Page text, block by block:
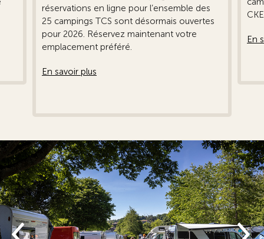
réservations en ligne pour l’ensemble des
25 campings TCS sont désormais ouvertes
pour 2026. Réservez maintenant votre
emplacement préféré.
En savoir plus
En